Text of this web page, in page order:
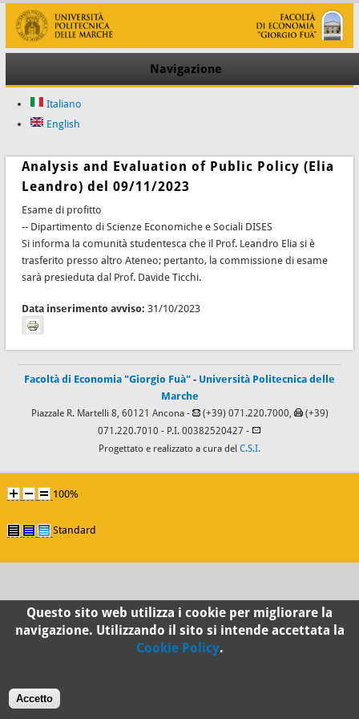
Navigazione
Italiano
English
Analysis and Evaluation of Public Policy (Elia
Leandro) del 09/11/2023
Esame di profitto
-- Dipartimento di Scienze Economiche e Sociali DISES
Si informa la comunità studentesca che il Prof. Leandro Elia si è
trasferito presso altro Ateneo; pertanto, la commissione di esame
sarà presieduta dal Prof. Davide Ticchi.
Data inserimento avviso: 31/10/2023
Facoltà di Economia "Giorgio Fuà" - Università Politecnica delle
Marche
Piazzale R. Martelli 8, 60121 Ancona - (+39) 071.220.7000,
(+39)
071.220.7010 - P.I. 00382520427 -
Progettato e realizzato a cura del C.S.I.
100%
Standard
Questo sito web utilizza i cookie per migliorare la
navigazione. Utilizzando il sito si intende accettata la
Cookie Policy.
Accetto